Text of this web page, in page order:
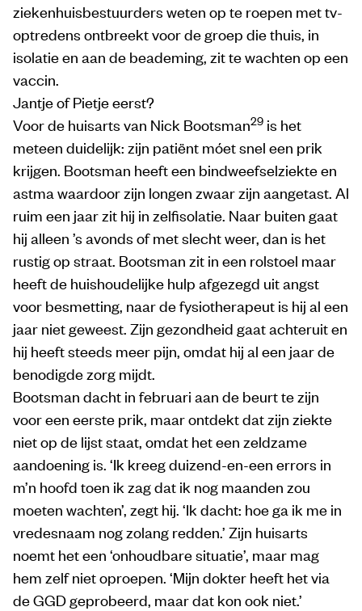
ziekenhuisbestuurders weten op te roepen met tv-
optredens ontbreekt voor de groep die thuis, in
isolatie en aan de beademing, zit te wachten op een
vaccin.
Jantje of Pietje eerst?
Voor de huisarts van Nick Bootsman29 is het
meteen duidelijk: zijn patiënt móet snel een prik
krijgen. Bootsman heeft een bindweefselziekte en
astma waardoor zijn longen zwaar zijn aangetast. Al
ruim een jaar zit hij in zelfisolatie. Naar buiten gaat
hij alleen ’s avonds of met slecht weer, dan is het
rustig op straat. Bootsman zit in een rolstoel maar
heeft de huishoudelijke hulp afgezegd uit angst
voor besmetting, naar de fysiotherapeut is hij al een
jaar niet geweest. Zijn gezondheid gaat achteruit en
hij heeft steeds meer pijn, omdat hij al een jaar de
benodigde zorg mijdt.
Bootsman dacht in februari aan de beurt te zijn
voor een eerste prik, maar ontdekt dat zijn ziekte
niet op de lijst staat, omdat het een zeldzame
aandoening is. ‘Ik kreeg duizend-en-een errors in
m’n hoofd toen ik zag dat ik nog maanden zou
moeten wachten’, zegt hij. ‘Ik dacht: hoe ga ik me in
vredesnaam nog zolang redden.’ Zijn huisarts
noemt het een ‘onhoudbare situatie’, maar mag
hem zelf niet oproepen. ‘Mijn dokter heeft het via
de GGD geprobeerd, maar dat kon ook niet.’